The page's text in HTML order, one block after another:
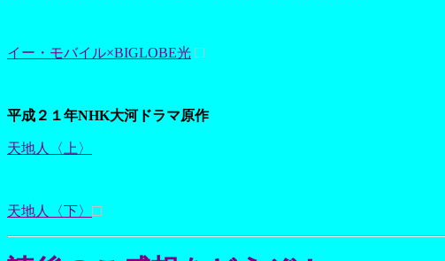
イー・モバイル×BIGLOBE光
平成２１年NHK大河ドラマ原作
天地人〈上〉
天地人〈下〉